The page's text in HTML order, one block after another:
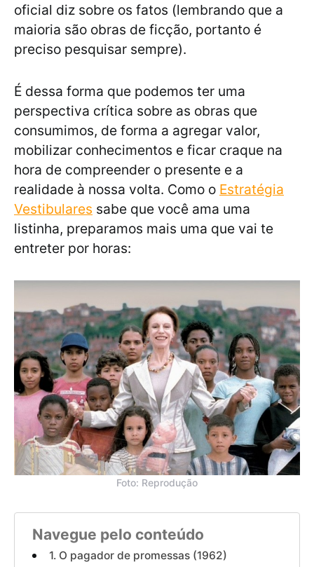
oficial diz sobre os fatos (lembrando que a
maioria são obras de ficção, portanto é
preciso pesquisar sempre).
É dessa forma que podemos ter uma
perspectiva crítica sobre as obras que
consumimos, de forma a agregar valor,
mobilizar conhecimentos e ficar craque na
hora de compreender o presente e a
realidade à nossa volta. Como o Estratégia
Vestibulares sabe que você ama uma
listinha, preparamos mais uma que vai te
entreter por horas:
Foto: Reprodução
Navegue pelo conteúdo
1. O pagador de promessas (1962)